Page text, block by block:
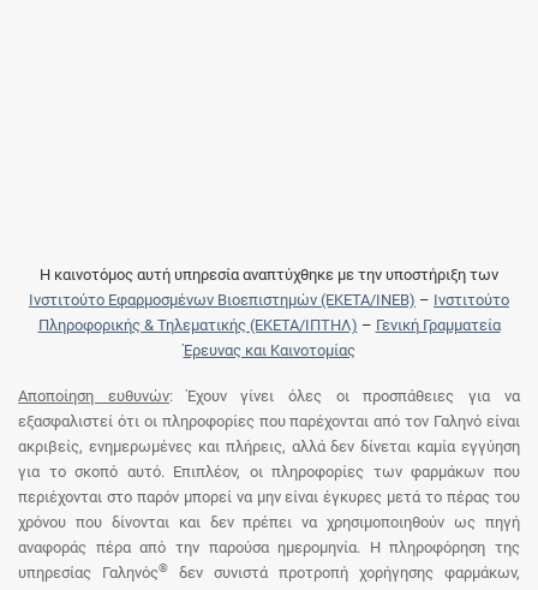
Η καινοτόμος αυτή υπηρεσία αναπτύχθηκε με την υποστήριξη των
Ινστιτούτο Εφαρμοσμένων Βιοεπιστημών (ΕΚΕΤΑ/ΙΝΕΒ) – Ινστιτούτο
Πληροφορικής & Τηλεματικής (ΕΚΕΤΑ/ΙΠΤΗΛ) – Γενική Γραμματεία
Έρευνας και Καινοτομίας
Αποποίηση ευθυνών: Έχουν γίνει όλες οι προσπάθειες για να
εξασφαλιστεί ότι οι πληροφορίες που παρέχονται από τον Γαληνό είναι
ακριβείς, ενημερωμένες και πλήρεις, αλλά δεν δίνεται καμία εγγύηση
για το σκοπό αυτό. Επιπλέον, οι πληροφορίες των φαρμάκων που
περιέχονται στο παρόν μπορεί να μην είναι έγκυρες μετά το πέρας του
χρόνου που δίνονται και δεν πρέπει να χρησιμοποιηθούν ως πηγή
αναφοράς πέρα από την παρούσα ημερομηνία. Η πληροφόρηση της
υπηρεσίας Γαληνός®
δεν συνιστά προτροπή χορήγησης φαρμάκων,